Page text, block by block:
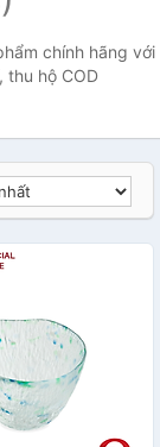
chính hãng với
thu hộ COD